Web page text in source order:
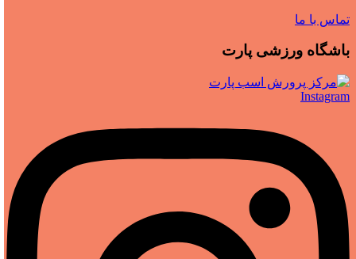
تماس با ما
باشگاه ورزشی پارت
Instagram